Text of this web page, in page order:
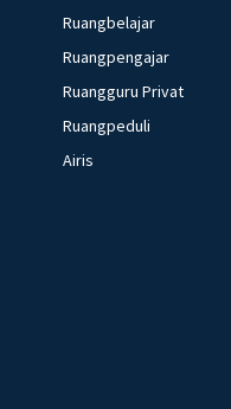
Ruangbelajar
Ruangpengajar
Ruangguru Privat
Ruangpeduli
Airis